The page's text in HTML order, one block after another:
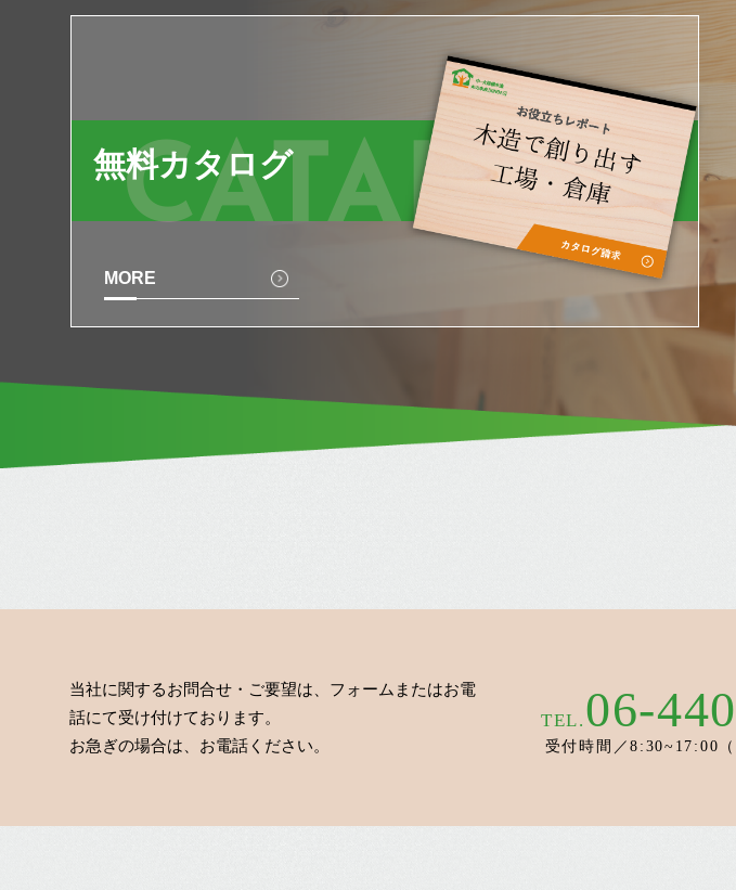
CATALOG
無料カタログ
MORE
当社に関するお問合せ・ご要望は、フォームまたはお電
話にて受け付けております。
お急ぎの場合は、お電話ください。
TEL. 06-
受付時間／8:30~17:00